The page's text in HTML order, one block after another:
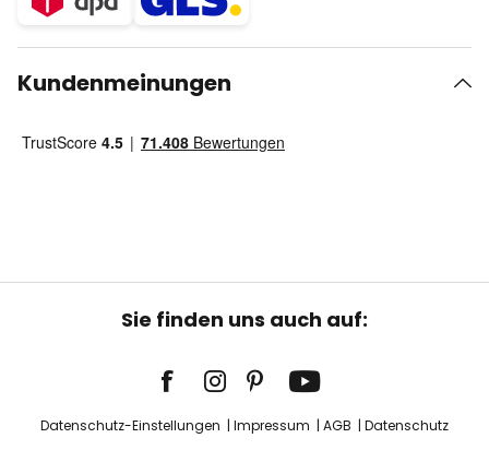
Kundenmeinungen
Sie finden uns auch auf:
Datenschutz-Einstellungen Impressum AGB
Datenschutz